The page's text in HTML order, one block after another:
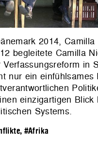
2014, Camilla
begleitete Camilla
in
nur ein einfühlsames
einzigartigen Blick
Systems.
, #Afrika